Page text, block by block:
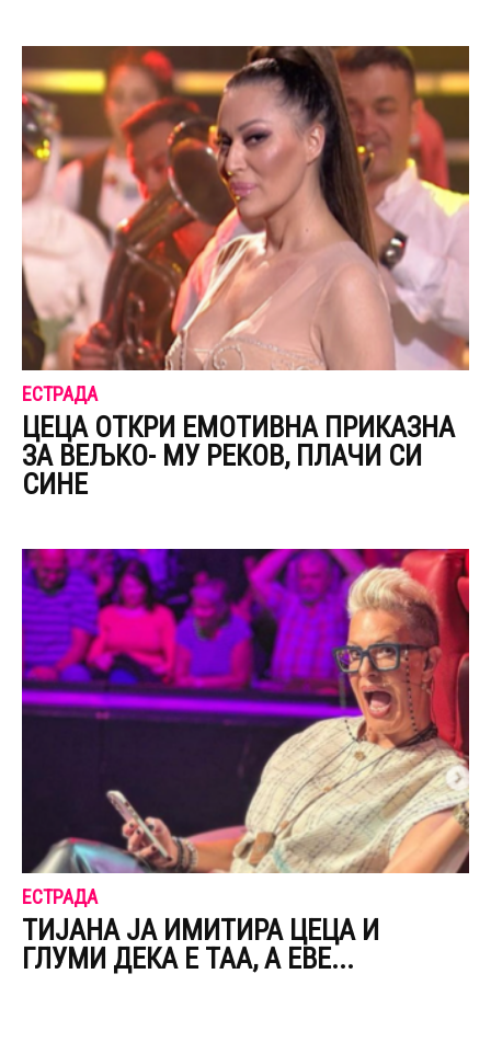
ЕСТРАДА
ЦЕЦА ОТКРИ ЕМОТИВНА ПРИКАЗНА
ЗА ВЕЉКО- МУ PЕКОВ, ПЛАЧИ СИ
СИНЕ
ЕСТРАДА
ТИЈАНА ЈА ИМИТИРА ЦЕЦА И
ГЛУМИ ДЕКА Е ТАА, А ЕВЕ...